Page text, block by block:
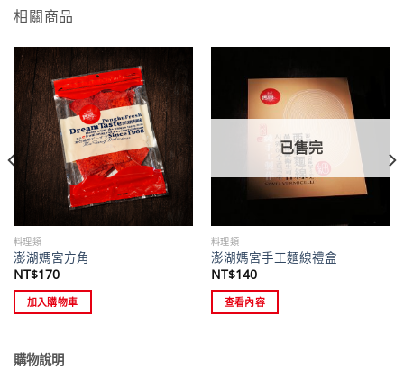
相關商品
料理類
澎湖媽宮方角
NT$170
加入購物車
已售完
料理類
澎湖媽宮手工麵線禮盒
NT$140
查看內容
購物說明